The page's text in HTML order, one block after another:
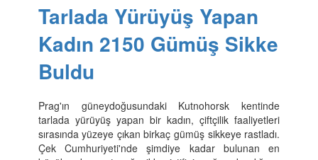
Tarlada Yürüyüş Yapan
Kadın 2150 Gümüş Sikke
Buldu
Prag'ın güneydoğusundaki Kutnohorsk kentinde
tarlada yürüyüş yapan bir kadın, çiftçilik faaliyetleri
sırasında yüzeye çıkan birkaç gümüş sikkeye rastladı.
Çek Cumhuriyeti'nde şimdiye kadar bulunan en